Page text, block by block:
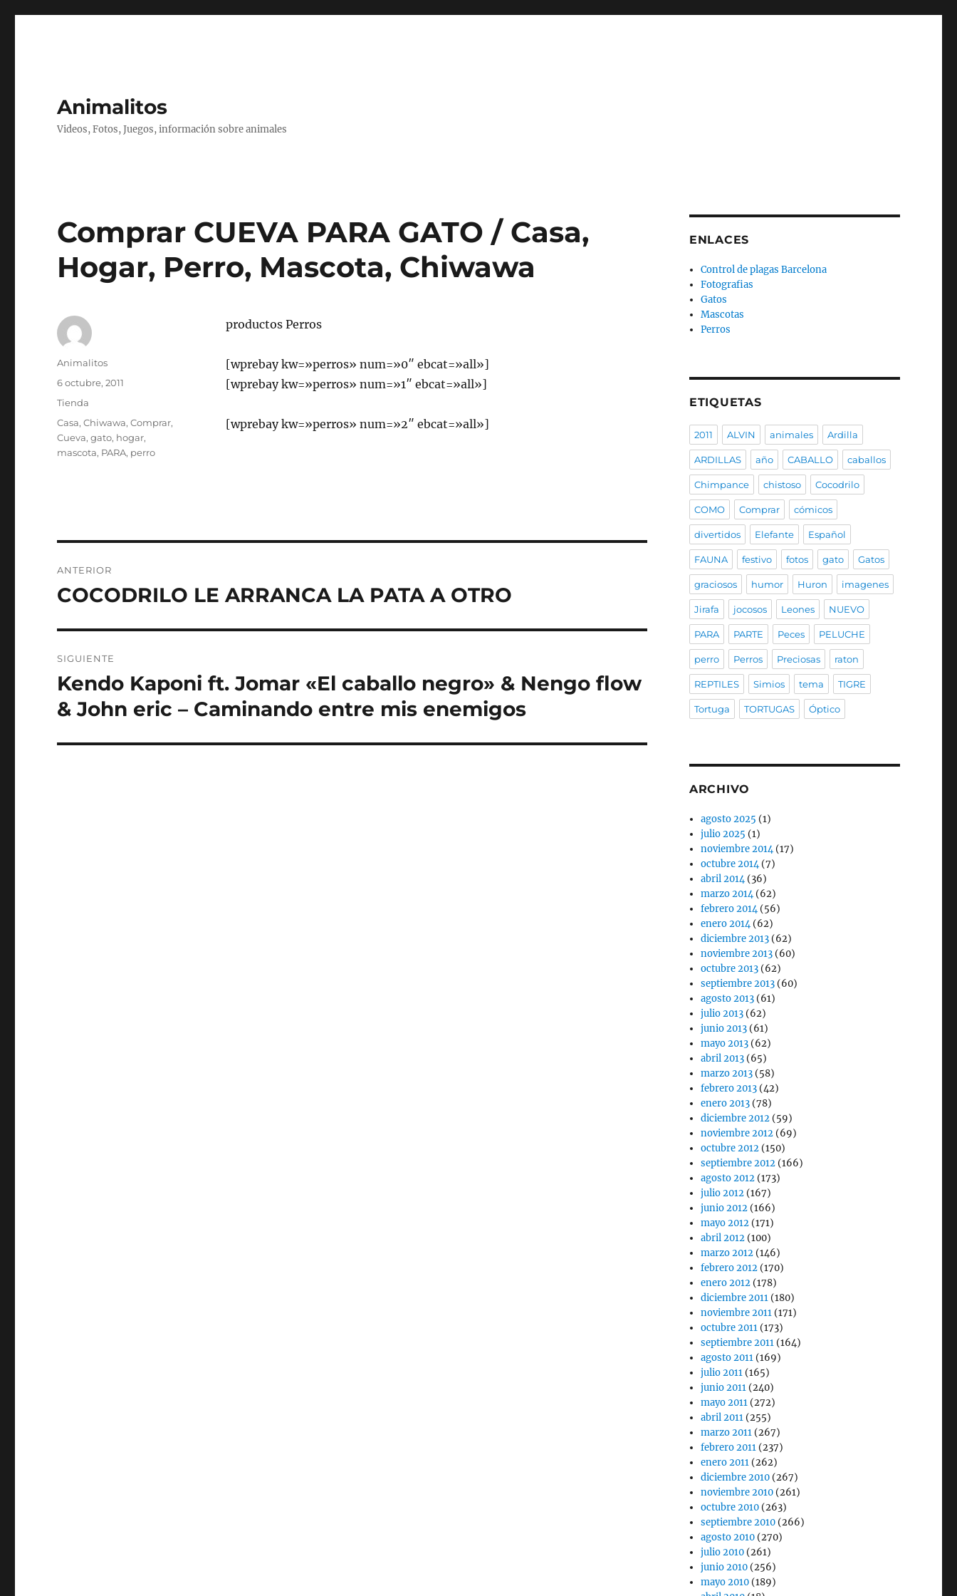
Animalitos
Videos, Fotos, Juegos, información sobre animales
Comprar CUEVA PARA GATO / Casa,
Hogar, Perro, Mascota, Chiwawa
productos Perros
[wprebay kw=»perros» num=»0″ ebcat=»all»]
[wprebay kw=»perros» num=»1″ ebcat=»all»]
[wprebay kw=»perros» num=»2″ ebcat=»all»]
Autor
Animalitos
Publicado
el
6 octubre, 2011
Categorías
Tienda
Etiquetas
Casa,Chiwawa,Comprar,
Cueva,gato, hogar,
mascota, PARA, perro
de
ANTERIOR
Entrada
COCODRILO LE ARRANCA LA PATA A OTRO
SIGUIENTE
Entrada
siguiente:
Kendo Kaponi ft. Jomar «El caballo negro» & Nengo flow
& John eric – Caminando entre mis enemigos
ENLACES
Control de plagas Barcelona
Fotografias
Gatos
Mascotas
Perros
ETIQUETAS
2011 ALVIN animales Ardilla
ARDILLAS año CABALLO caballos
Chimpance chistoso Cocodrilo
COMO Comprar cómicos
divertidos Elefante Español
FAUNA festivo fotos gato Gatos
graciosos humor Huron imagenes
Jirafa jocosos Leones NUEVO
PARA PARTE Peces PELUCHE
perro Perros Preciosas raton
REPTILES Simios tema TIGRE
Tortuga TORTUGAS Óptico
ARCHIVO
agosto 2025 (1)
julio 2025 (1)
noviembre 2014(17)
octubre 2014(7)
abril 2014(36)
marzo 2014(62)
febrero 2014(56)
enero 2014(62)
diciembre 2013 (62)
noviembre 2013 (60)
octubre 2013 (62)
septiembre 2013 (60)
agosto 2013 (61)
julio 2013 (62)
junio 2013 (61)
mayo 2013 (62)
abril 2013 (65)
marzo 2013 (58)
febrero 2013 (42)
enero 2013 (78)
diciembre 2012 (59)
noviembre 2012 (69)
octubre 2012 (150)
septiembre 2012 (166)
agosto 2012 (173)
julio 2012 (167)
junio 2012 (166)
mayo 2012 (171)
abril 2012 (100)
marzo 2012 (146)
febrero 2012 (170)
enero 2012 (178)
diciembre 2011 (180)
noviembre 2011 (171)
octubre 2011 (173)
septiembre 2011 (164)
agosto 2011 (169)
julio 2011 (165)
junio 2011 (240)
mayo 2011 (272)
abril 2011 (255)
marzo 2011 (267)
febrero 2011 (237)
enero 2011 (262)
diciembre 2010 (267)
noviembre 2010 (261)
octubre 2010 (263)
septiembre 2010 (266)
agosto 2010 (270)
julio 2010 (261)
junio 2010 (256)
mayo 2010 (189)